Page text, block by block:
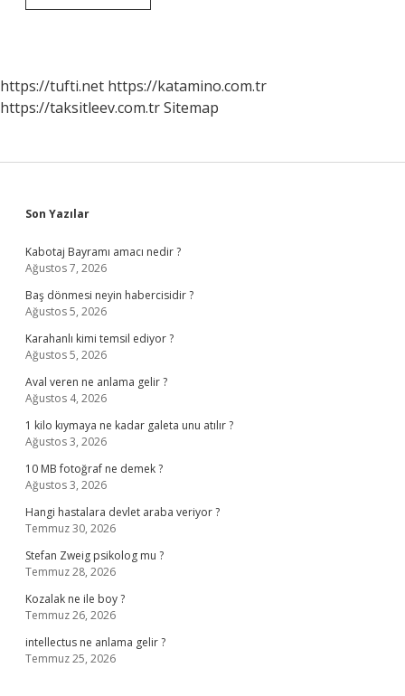
Çenem
https://tufti.net https://katamino.com.tr
https://taksitleev.com.trSitemap
Sidebar
Son Yazılar
Kabotaj Bayramı amacı nedir ?
Ağustos 7, 2026
Baş dönmesi neyin habercisidir ?
Ağustos 5, 2026
Karahanlı kimi temsil ediyor ?
Ağustos 5, 2026
Aval veren ne anlama gelir ?
Ağustos 4, 2026
1 kilo kıymaya ne kadar galeta unu atılır ?
Ağustos 3, 2026
10 MB fotoğraf ne demek ?
Ağustos 3, 2026
Hangi hastalara devlet araba veriyor ?
Temmuz 30, 2026
Stefan Zweig psikolog mu ?
Temmuz 28, 2026
Kozalak ne ile boy ?
Temmuz 26, 2026
intellectus ne anlama gelir ?
Temmuz 25, 2026